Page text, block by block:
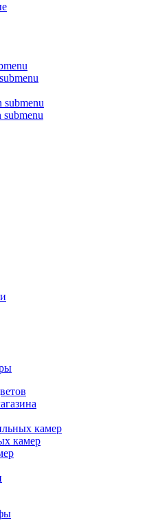
submenu
submenu
камер
камер